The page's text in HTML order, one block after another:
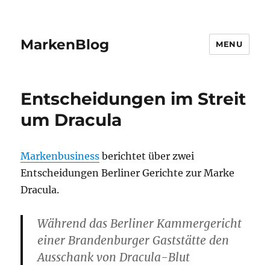
MarkenBlog MENU
Entscheidungen im Streit
um Dracula
Markenbusiness berichtet über zwei
Entscheidungen Berliner Gerichte zur Marke
Dracula.
Während das Berliner Kammergericht
einer Brandenburger Gaststätte den
Ausschank von Dracula-Blut